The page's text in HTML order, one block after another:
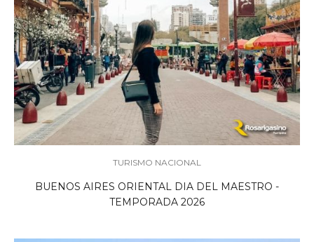
TURISMO NACIONAL
BUENOS AIRES ORIENTAL DIA DEL MAESTRO -
TEMPORADA 2026